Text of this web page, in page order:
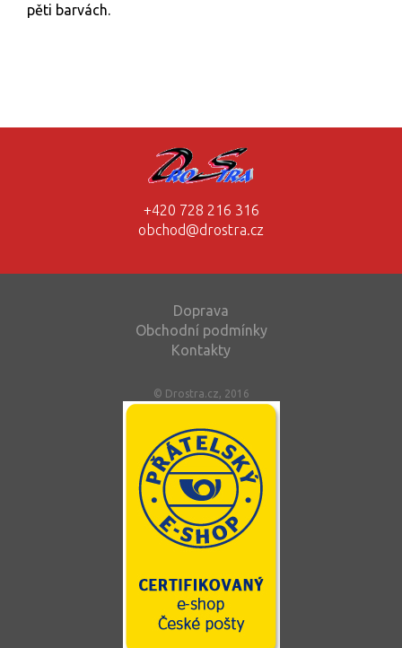
pěti barvách.
+420 728 216 316
obchod@drostra.cz
Doprava
Obchodní podmínky
Kontakty
© Drostra.cz, 2016